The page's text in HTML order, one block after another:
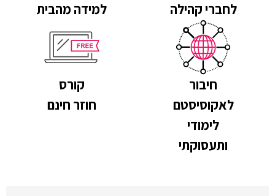
לחברי קהילה
למידה מהבית
חיבור
לאקוסיסטם
לימודי
ותעסוקתי
קורס
חוזר חינם